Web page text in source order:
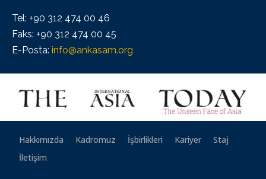
Tel: +90 312 474 00 46
Faks: +90 312 474 00 45
E-Posta: info@ankasam.org
Hakkımızda Kadromuz İşbirlikleri Kariyer
Staj
İletişim